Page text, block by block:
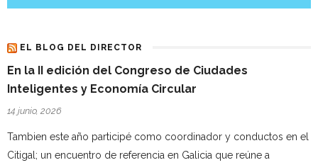
EL BLOG DEL DIRECTOR
En la II edición del Congreso de Ciudades
Inteligentes y Economía Circular
14 junio, 2026
Tambien este año participé como coordinador y conductos en el
Citigal; un encuentro de referencia en Galicia que reúne a